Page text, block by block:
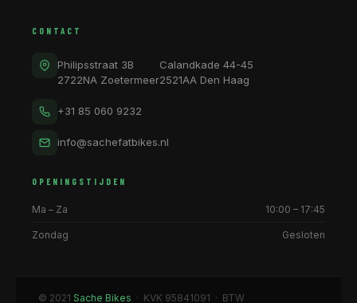
CONTACT
Philipsstraat 3B
2722NA Zoetermeer
Calandkade 44-45
2521AA Den Haag
+31 85 060 9232
info@sachefatbikes.nl
OPENINGSTIJDEN
Ma – Za 10:00 – 17:45
Zondag Gesloten
© 2021 Sache Bikes · KVK 95841091 · BTW